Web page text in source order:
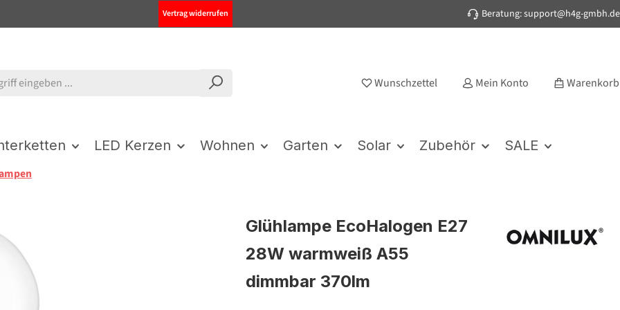
Vertrag widerrufen Beratung: support@h4g-gmbh.de
Wunschzettel Mein Konto Warenkorb
LED Kerzen Wohnen Garten Solar Zubehör SALE
Glühlampe EcoHalogen E27
28W warmweiß A55
dimmbar 370lm